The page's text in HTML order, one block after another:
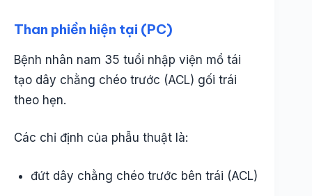
Than phiền hiện tại (PC)
Bệnh nhân nam 35 tuổi nhập viện mổ tái
tạo dây chằng chéo trước (ACL) gối trái
theo hẹn.
Các chỉ định của phẫu thuật là:
đứt dây chằng chéo trước bên trái (ACL)